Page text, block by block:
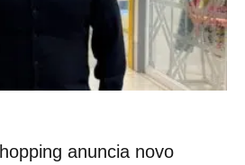
anuncia novo